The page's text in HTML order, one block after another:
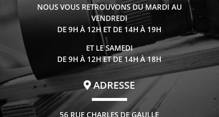
NOUS VOUS RETROUVONS DU MARDI AU
VENDREDI
DE 9H À 12H ET DE 14H À 19H
ET LE SAMEDI
DE 9H À 12H ET DE 14H À 18H
ADRESSE
56 RUE CHARLES DE GAULLE